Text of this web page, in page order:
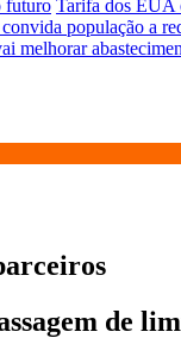
futuro Tarifa dos EUA
população a
melhorar
de